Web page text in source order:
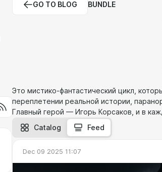
GO TO BLOG BUNDLE
Это мистико-фантастический цикл,
переплетении реальной истории,
Главный герой — Игорь Корсаков, и в
Catalog
Feed
Dec 09 2025 11:07